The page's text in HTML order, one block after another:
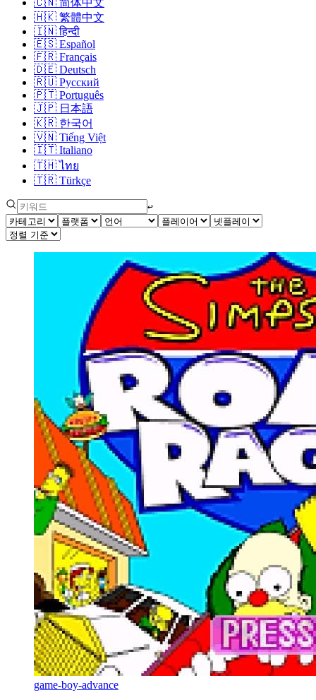
🇭🇰 繁體中文
🇮🇳 हिन्दी
🇪🇸 Español
🇫🇷 Français
🇩🇪 Deutsch
🇷🇺 Русский
🇵🇹 Português
🇯🇵 日本語
🇰🇷 한국어
🇻🇳 Tiếng Việt
🇮🇹 Italiano
🇹🇭 ไทย
🇹🇷 Türkçe
↩︎
game-boy-advance